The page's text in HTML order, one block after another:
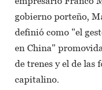
gobierno porteño,
definió como "el
en China"
de trenes y el de las
capitalino.